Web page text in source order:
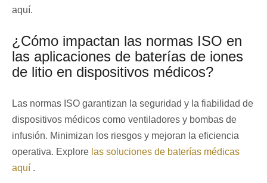
aquí.
¿Cómo impactan las normas ISO en
las aplicaciones de baterías de iones
de litio en dispositivos médicos?
Las normas ISO garantizan la seguridad y la fiabilidad de
dispositivos médicos como ventiladores y bombas de
infusión. Minimizan los riesgos y mejoran la eficiencia
operativa. Explore las soluciones de baterías médicas
aquí .